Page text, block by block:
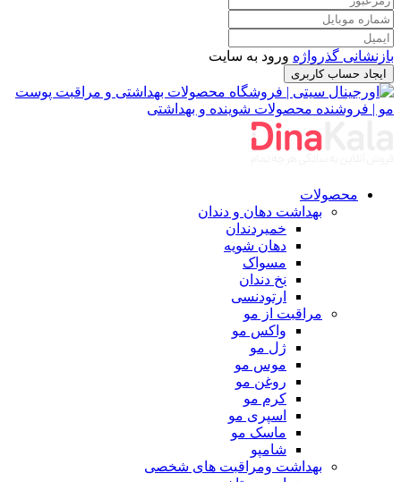
بازنشانی گذرواژه ورود به سایت
ایجاد حساب کاربری
محصولات
بهداشت دهان و دندان
خمیردندان
دهان شویه
مسواک
نخ دندان
ارتودنسی
مراقبت از مو
واکس مو
ژل مو
موس مو
روغن مو
کرم مو
اسپری مو
ماسک مو
شامپو
بهداشت ومراقبت های شخصی